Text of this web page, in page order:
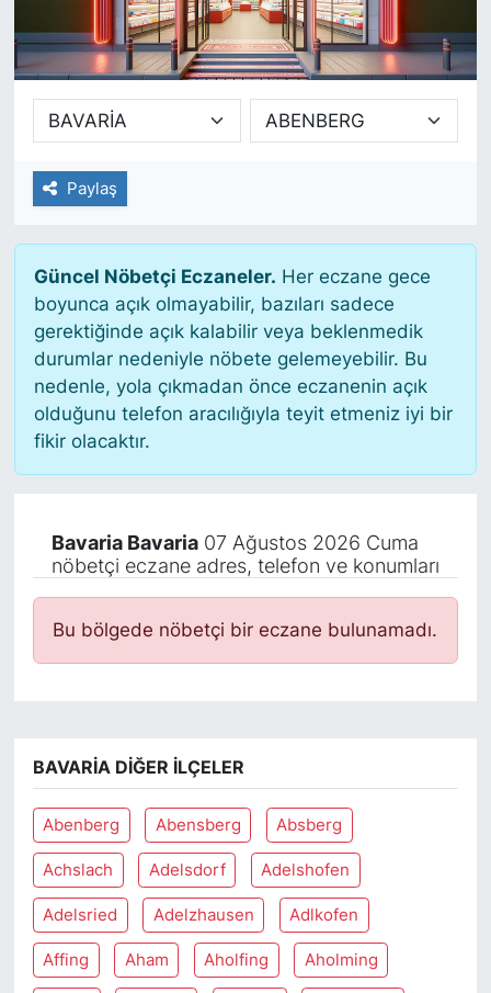
Paylaş
Güncel Nöbetçi Eczaneler. Her eczane gece
boyunca açık olmayabilir, bazıları sadece
gerektiğinde açık kalabilir veya beklenmedik
durumlar nedeniyle nöbete gelemeyebilir. Bu
nedenle, yola çıkmadan önce eczanenin açık
olduğunu telefon aracılığıyla teyit etmeniz iyi bir
fikir olacaktır.
Bavaria Bavaria07 Ağustos 2026 Cuma
nöbetçi eczane adres, telefon ve konumları
Bu bölgede nöbetçi bir eczane bulunamadı.
BAVARIA DIĞER İLÇELER
Abenberg Abensberg Absberg
Achslach Adelsdorf Adelshofen
Adelsried Adelzhausen Adlkofen
Affing Aham Aholfing Aholming
SİYASET
SAĞLIK